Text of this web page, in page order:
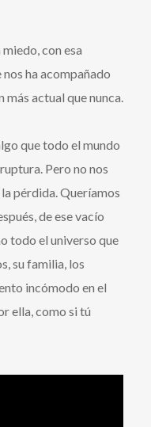
con esa
ha acompañado
actual que nunca.
que todo el mundo
Pero no nos
pérdida. Queríamos
de ese vacío
todo el universo que
su familia, los
incómodo en el
ella, como si tú